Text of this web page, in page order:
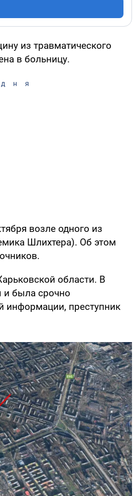
из травматического
в больницу.
возле одного из
Шлихтера). Об этом
области. В
и была срочно
информации, преступник